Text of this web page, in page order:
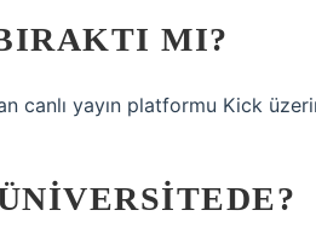
MI?
canlı yayın platformu Kick